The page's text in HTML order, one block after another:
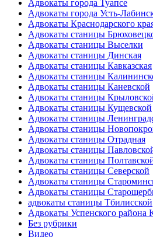
Адвокаты города Туапсе
Адвокаты города Усть-
Адвокаты Краснодарского
Адвокаты станицы
Адвокаты станицы Выселки
Адвокаты станицы Динская
Адвокаты станицы Кавказская
Адвокаты станицы
Адвокаты станицы Каневской
Адвокаты станицы
Адвокаты станицы Кущевской
Адвокаты станицы
Адвокаты станицы
Адвокаты станицы Отрадная
Адвокаты станицы
Адвокаты станицы
Адвокаты станицы Северской
Адвокаты станицы
Адвокаты станицы
адвокаты станицы Тбилисской
Адвокаты Успенского района
Без рубрики
Видео